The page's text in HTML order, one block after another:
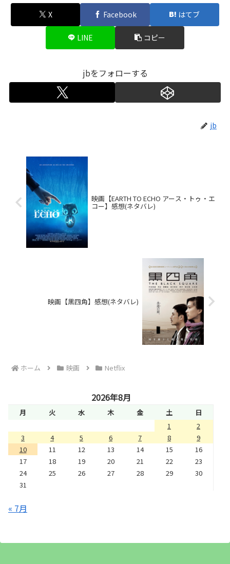
X Facebook はてブ
LINE コピー
jbをフォローする
jb
映画【EARTH TO ECHO アース・トゥ・エ
コー】感想(ネタバレ)
映画【黒四角】感想(ネタバレ)
ホーム 映画 Netflix
2026年8月
月 火 水 木 金 土
日
1
2
3
4 5 6 7 8
9
10
11 12 13 14 15
16
17
18 19 20 21 22
23
24
25 26 27 28 29
30
31
« 7月